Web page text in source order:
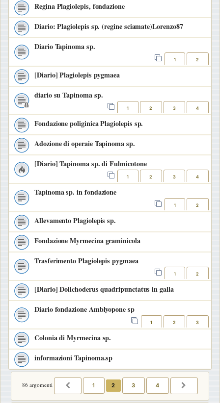
Regina Plagiolepis, fondazione
Diario: Plagiolepis sp. (regine sciamate)Lorenzo87
Diario Tapinoma sp.
1 2
[Diario] Plagiolepis pygmaea
diario su Tapinoma sp.
1 2 3 4
Fondazione poliginica Plagiolepis sp.
Adozione di operaie Tapinoma sp.
[Diario] Tapinoma sp. di Fulmicotone
1 2 3 4
Tapinoma sp. in fondazione
1 2
Allevamento Plagiolepis sp.
Fondazione Myrmecina graminicola
Trasferimento Plagiolepis pygmaea
1 2
[Diario] Dolichoderus quadripunctatus in galla
Diario fondazione Amblyopone sp
1 2 3
Colonia di Myrmecina sp.
informazioni Tapinoma.sp
86 argomenti PRECEDENTE
1 2 3 4